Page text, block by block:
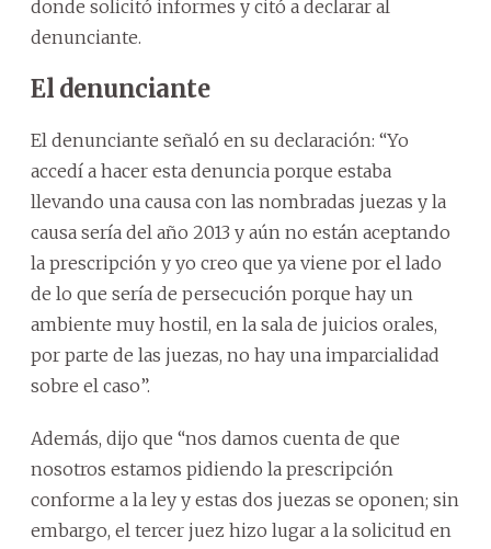
donde solicitó informes y citó a declarar al
denunciante.
El denunciante
El denunciante señaló en su declaración: “Yo
accedí a hacer esta denuncia porque estaba
llevando una causa con las nombradas juezas y la
causa sería del año 2013 y aún no están aceptando
la prescripción y yo creo que ya viene por el lado
de lo que sería de persecución porque hay un
ambiente muy hostil, en la sala de juicios orales,
por parte de las juezas, no hay una imparcialidad
sobre el caso”.
Además, dijo que “nos damos cuenta de que
nosotros estamos pidiendo la prescripción
conforme a la ley y estas dos juezas se oponen; sin
embargo, el tercer juez hizo lugar a la solicitud en